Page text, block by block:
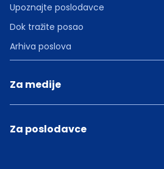
Upoznajte poslodavce
Dok tražite posao
Arhiva poslova
Za medije
Za poslodavce